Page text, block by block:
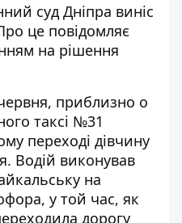
суд Дніпра виніс
це повідомляє
на рішення
приблизно о
таксі №31
переході дівчину
Водій виконував
на
у той час, як
дорогу